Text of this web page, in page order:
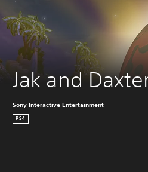
Jak and
Sony Interactive Entertainment
PS4